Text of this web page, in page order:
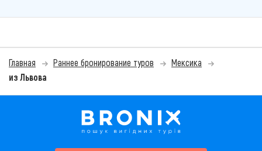
Главная Раннее бронирование туров
Мексика
из Львова